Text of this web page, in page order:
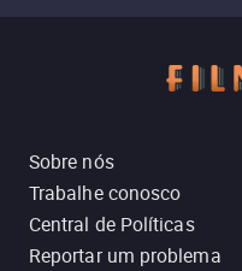
Sobre nós
Trabalhe conosco
Central de Políticas
Reportar um problema